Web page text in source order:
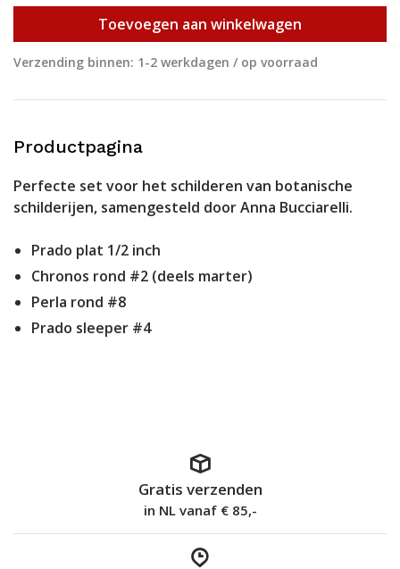
Toevoegen aan winkelwagen
Verzending binnen: 1-2 werkdagen / op voorraad
Productpagina
Perfecte set voor het schilderen van botanische
schilderijen, samengesteld door Anna Bucciarelli.
Prado plat 1/2 inch
Chronos rond #2 (deels marter)
Perla rond #8
Prado sleeper #4
Gratis verzenden
in NL vanaf € 85,-